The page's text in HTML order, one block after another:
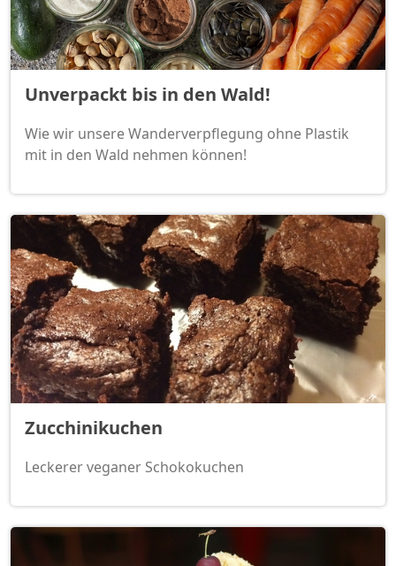
Unverpackt bis in den Wald!
Wie wir unsere Wanderverpflegung ohne Plastik
mit in den Wald nehmen können!
Zucchinikuchen
Leckerer veganer Schokokuchen